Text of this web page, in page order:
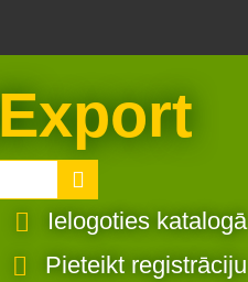
Export
Ielogoties katalogā
Pieteikt registrāciju